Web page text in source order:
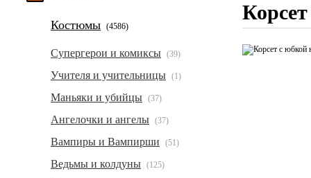
Костюмы (4586)
Супергерои и комиксы (39)
Учителя и учительницы (1)
Маньяки и убийцы (37)
Ангелочки и ангелы (37)
Вампиры и Вампирши (51)
Ведьмы и колдуны (125)